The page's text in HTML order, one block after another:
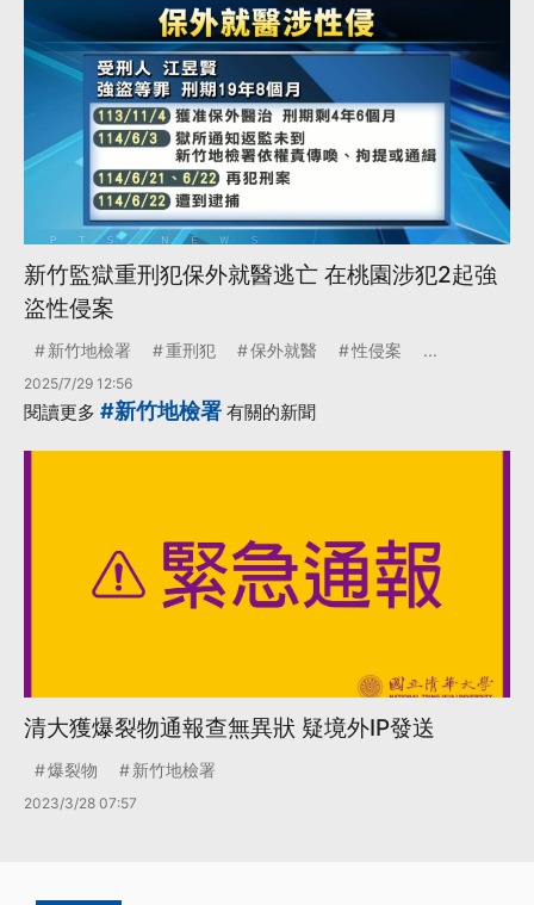
新竹監獄重刑犯保外就醫逃亡 在桃園涉犯2起強
盜性侵案
新竹地檢署 重刑犯 保外就醫 性侵案 ...
2025/7/29 12:56
閱讀更多 #新竹地檢署 有關的新聞
清大獲爆裂物通報查無異狀 疑境外IP發送
爆裂物 新竹地檢署
2023/3/28 07:57